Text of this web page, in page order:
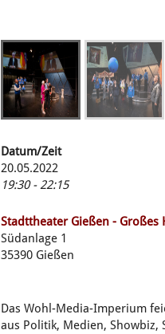
Datum/Zeit
20.05.2022
19:30 - 22:15
Stadttheater Gießen - Großes
Südanlage 1
35390 Gießen
Das Wohl-Media-Imperium
aus Politik, Medien,